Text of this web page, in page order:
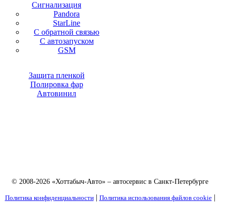
Сигнализация
Pandora
StarLine
С обратной связью
С автозапуском
GSM
Защита пленкой
Полировка фар
Автовинил
© 2008-2026 «Хоттабыч-Авто» – автосервис в Санкт-Петербурге
Политика конфиденциальности| Политика использования файлов cookie|